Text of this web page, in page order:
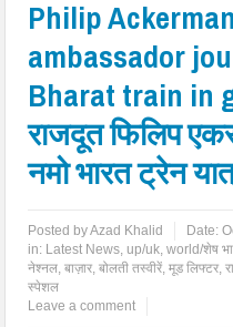
Philip
ambassador
Bharat train in
राजदूत फिलिप
नमो भारत ट्रेन
Posted byAzad Khalid Date:
in: Latest News, up/uk,world/शेष
नेश्नल,बाज़ार,बोलती तस्वीरें,मूड लिफ्टर,
स्पेशल
Leave a comment